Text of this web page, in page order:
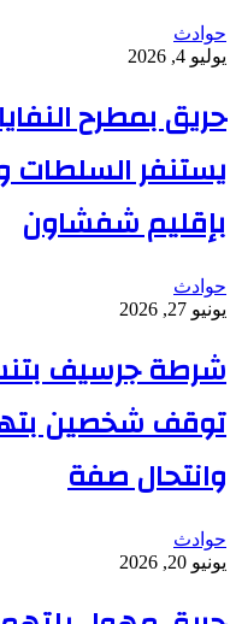
حوادث
يوليو 4, 2026
حريق بمطرح
يستنفر السلطات
بإقليم شفشاون
حوادث
يونيو 27, 2026
شرطة جرسيف
توقف شخصين
وانتحال صفة
حوادث
يونيو 20, 2026